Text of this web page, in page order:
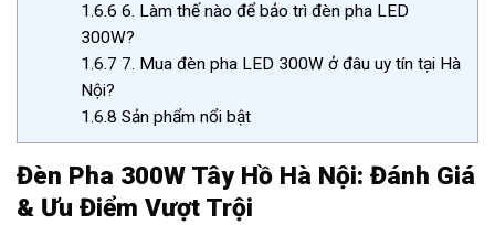
1.6.6 6. Làm thế nào để bảo trì đèn pha LED
300W?
1.6.7 7. Mua đèn pha LED 300W ở đâu uy tín tại Hà
Nội?
1.6.8 Sản phẩm nổi bật
Đèn Pha 300W Tây Hồ Hà Nội: Đánh Giá
& Ưu Điểm Vượt Trội